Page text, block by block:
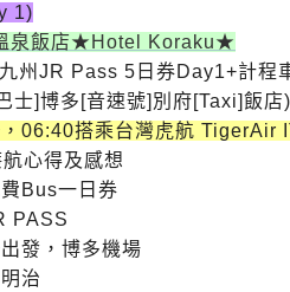
1)
泉飯店★Hotel Koraku★
州JR Pass 5日券Day1+計程
士]博多[音速號] 別府[Taxi]飯店)
06:40搭乘台灣虎航 TigerAir
心得及感想
Bus一日券
PASS
發，博多機場
治